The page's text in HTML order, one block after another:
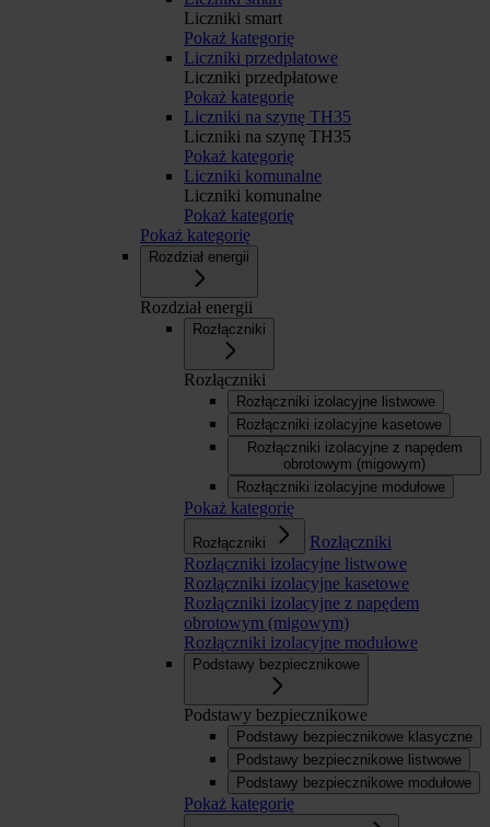
Liczniki smart
Pokaż kategorię
Liczniki przedpłatowe
Liczniki przedpłatowe
Pokaż kategorię
Liczniki na szynę TH35
Liczniki na szynę TH35
Pokaż kategorię
Liczniki komunalne
Liczniki komunalne
Pokaż kategorię
Pokaż kategorię
Rozdział energii
Rozdział energii
Rozłączniki
Rozłączniki
Rozłączniki izolacyjne listwowe
Rozłączniki izolacyjne kasetowe
Rozłączniki izolacyjne z napędem
obrotowym (migowym)
Rozłączniki izolacyjne modułowe
Pokaż kategorię
Rozłączniki
Rozłączniki
Rozłączniki izolacyjne listwowe
Rozłączniki izolacyjne kasetowe
Rozłączniki izolacyjne z napędem
obrotowym (migowym)
Rozłączniki izolacyjne modułowe
Podstawy bezpiecznikowe
Podstawy bezpiecznikowe
Podstawy bezpiecznikowe klasyczne
Podstawy bezpiecznikowe listwowe
Podstawy bezpiecznikowe modułowe
Pokaż kategorię